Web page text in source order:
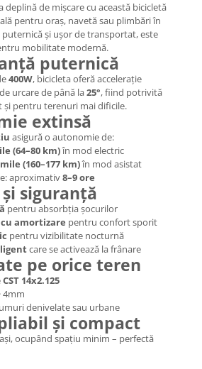
DC/DC
&
deplină de mișcare cu această bicicletă
pentru oraș, navetă sau plimbări în
puternică și ușor de transportat, este
mobilitate modernă.
puternică
400W, bicicleta oferă accelerație
urcare de până la25°, fiind potrivită
și pentru terenuri mai dificile.
extinsă
asigură o autonomie de:
(64–80 km)în mod electric
(160–177 km)în mod asistat
aproximativ8–9 ore
siguranță
pentru absorbția șocurilor
amortizare pentru confort sporit
pentru vizibilitate nocturnă
care se activează la frânare
pe orice teren
CST 14x2.125
4mm
denivelate sau urbane
și compact
ocupând spațiu minim – perfectă